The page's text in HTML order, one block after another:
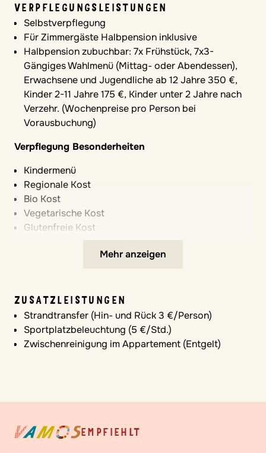
Gute Schallisolierung
Kühlschrank im Zimmer
Safe
Heizung und Klimaanlage
Babybett (15 €/Tag)
Wickelmöglichkeiten
In öffentlichen Toiletten
Hochstühle
Im Restaurant verfügbar
LEISTUNGEN KINDERBETREUUNG
VAMOS Kinderbetreuung 3 – 13 Jahre (ca. 26
Std./Woche) vom 11.07.-08.08. / 10.10.-01.11.2026
VAMOS Jugendprogramm ab 12 Jahren (ca. 21
Eine Familienaktion pro Woche vom 11.07.-08.08. /
VERPFLEGUNGSLEISTUNGEN
Selbstverpflegung
Für Zimmergäste Halbpension inklusive
Halbpension zubuchbar: 7x Frühstück, 7x3-
Gängiges Wahlmenü (Mittag- oder Abendessen),
Erwachsene und Jugendliche ab 12 Jahre 350 €,
Kinder 2-11 Jahre 175 €, Kinder unter 2 Jahre nach
Verzehr. (Wochenpreise pro Person bei
Vorausbuchung)
Verpflegung Besonderheiten
Kindermenü
Regionale Kost
Bio Kost
Vegetarische Kost
Glutenfreie Kost
Laktosefreie Kost
Surfen in der näheren Umgebung (Entgelt)
Sportplatz (Fußball/Tennis/Padel-Tennis),
Sportplatzbeleuchtung 5 €/Stunde
Tennisunterricht, Tennis-Equipment zum Ausleihen
Mehr anzeigen
ZUSATZLEISTUNGEN
Strandtransfer (Hin- und Rück 3 €/Person)
Sportplatzbeleuchtung (5 €/Std.)
Zwischenreinigung im Appartement (Entgelt)
EMPFIEHLT